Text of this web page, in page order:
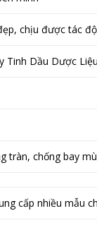
chịu được tác
Dầu Dược
tràn, chống bay
cấp nhiều mẫu